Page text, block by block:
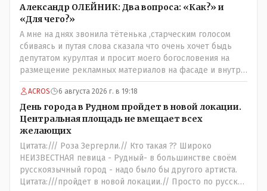
Цитата:/// киргизское население // Казахи. Цитата://
Административный персонал в 1885 году состоял из
уездного начальника, старшего и младшего помощников
и двух письмоводителей, в уездном управлении
выделились отделы полиции, суда и городской управы.
Имелись уездный и ветеринарный врачи, повивальная
бабка, фельдшер, открылась аптека.// Областной
акимат - по нынешнему. Цитата:///В честь основателя
города Константиновича в Костанае не назвали улицу и
не установили памятник.// vofkakst: Где ономасты,
которые топят за возвращение исторических названий?
Какие проблемы, почему кто то должен делать что то за
вас- - выдвинете идею, создайте инициативную группу,
напишите ходатайство в гор.маслихат и без истерик -
вперёд. Под лежачий камень- вода не потечёт. Насчёт
ономастов: - нужны русскоязычные ономасты - я думаю
Александр ОЛЕЙНИК: Два вопроса: «Как?» и
«Для чего?»
А мне на днях звонила тётенька ,старческим голосом
сбиваясь и путая слова сказала что очень хочет быдь
депутатом курултая и просит моего богословения на
размещение рекламных материалов на фасаде и внутри
магазина,на что я ей честно сказал,что от вас даромедов
пользы для людей нет никакой,а потому использовать
мой магазин как платформу для раздачи пустых
обещаний я не позволю,на это разговор и закончился.
ACROS 6 августа 2026 г. в 19:18
День города в Рудном пройдет в новой локации.
Центральная площадь не вмещает всех
желающих
Цитата:/// Роза Зергерли.// Кто такая ?? Широко
НЕИЗВЕСТНАЯ певица - Рудный- в большинстве своём
русскоязычный город - надо было бы другого артиста.
Цитата:///пройдет в новой локации.// Просто по русски